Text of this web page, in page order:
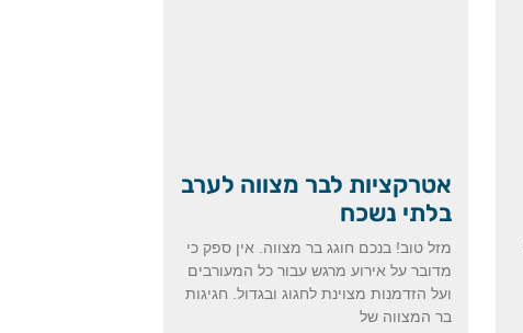
אטרקציות לבר מצווה לערב
בלתי נשכח
מזל טוב! בנכם חוגג בר מצווה. אין ספק כי
מדובר על אירוע מרגש עבור כל המעורבים
ועל הזדמנות מצוינת לחגוג ובגדול. חגיגות
בר המצווה של